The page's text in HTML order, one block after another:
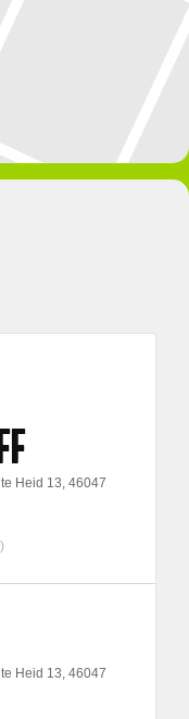
Heid 13, 46047
Heid 13, 46047